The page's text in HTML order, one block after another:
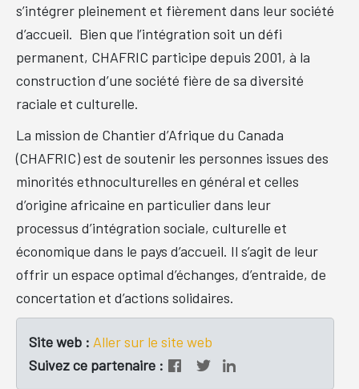
s’intégrer pleinement et fièrement dans leur société
d’accueil. Bien que l’intégration soit un défi
permanent, CHAFRIC participe depuis 2001, à la
construction d’une société fière de sa diversité
raciale et culturelle.
La mission de Chantier d’Afrique du Canada
(CHAFRIC) est de soutenir les personnes issues des
minorités ethnoculturelles en général et celles
d’origine africaine en particulier dans leur
processus d’intégration sociale, culturelle et
économique dans le pays d’accueil. Il s’agit de leur
offrir un espace optimal d’échanges, d’entraide, de
concertation et d’actions solidaires.
Site web : Aller sur le site web
Suivez ce partenaire :